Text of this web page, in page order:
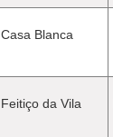
Casa Blanca
Feitiço da Vila